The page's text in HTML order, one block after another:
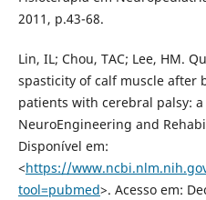
2011, p.43-68.
Lin, IL; Chou, TAC; Lee, HM.
spasticity of calf muscle after
patients with cerebral palsy:
NeuroEngineering and
Disponível em:
<https://
tool=pubmed>. Acesso em: